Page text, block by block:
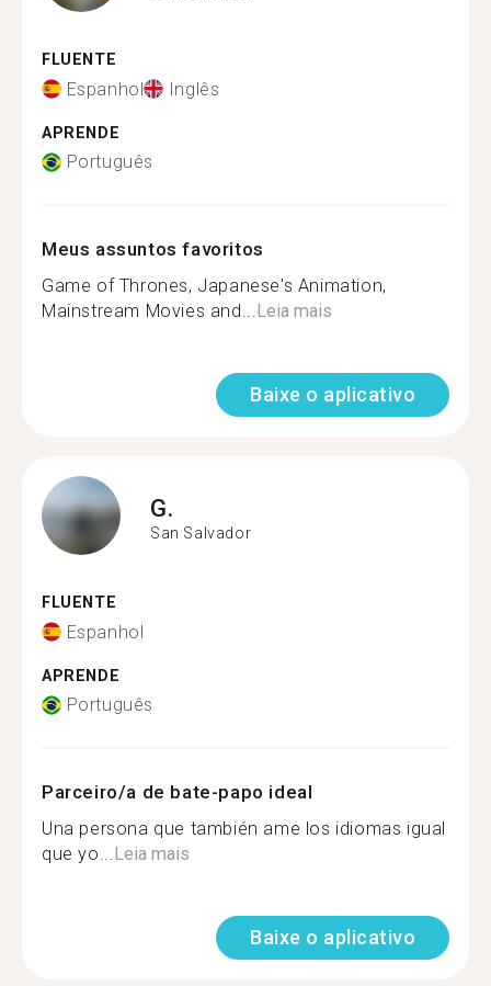
FLUENTE
Espanhol Inglês
APRENDE
Português
Meus assuntos favoritos
Game of Thrones, Japanese's Animation,
Mainstream Movies and...Leia mais
Baixe o aplicativo
G.
San Salvador
FLUENTE
Espanhol
APRENDE
Português
Parceiro/a de bate-papo ideal
Una persona que también ame los idiomas igual
que yo...Leia mais
Baixe o aplicativo